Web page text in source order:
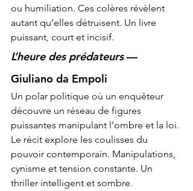
ou humiliation. Ces colères révèlent
autant qu’elles détruisent. Un livre
puissant, court et incisif.
L’heure des prédateurs —
Giuliano da Empoli
Un polar politique où un enquêteur
découvre un réseau de figures
puissantes manipulant l’ombre et la loi.
Le récit explore les coulisses du
pouvoir contemporain. Manipulations,
cynisme et tension constante. Un
thriller intelligent et sombre.